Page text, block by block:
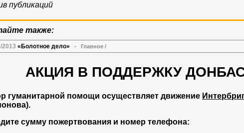
публикаций
также:
2013 «Болотное дело» - Главное /
АКЦИЯ В ПОДДЕРЖКУ
гуманитарной помощи осуществляет движение
сумму пожертвования и номер телефона: